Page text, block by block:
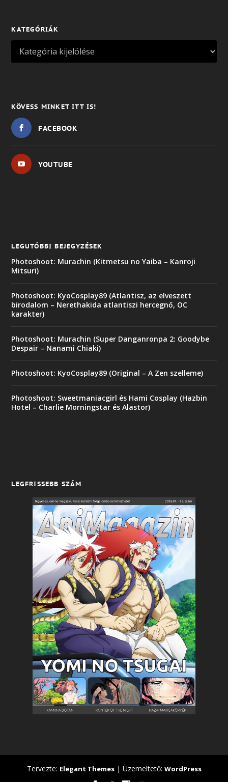
KATEGÓRIÁK
KÖVESS MINKET ITT IS!
FACEBOOK
YOUTUBE
LEGUTÓBBI BEJEGYZÉSEK
Photoshoot: Murachin (Kitmetsu no Yaiba – Kanroji
Mitsuri)
Photoshoot: KyoCosplay89 (Atlantisz, az elveszett
birodalom – Nerethakida atlantiszi hercegnő, OC
karakter)
Photoshoot: Murachin (Super Danganronpa 2: Goodybe
Despair – Nanami Chiaki)
Photoshoot: KyoCosplay89 (Original – A Zen szelleme)
Photoshoot: Sweetmaniacgirl és Hami Cosplay (Hazbin
Hotel – Charlie Morningstar és Alastor)
LEGFRISSEBB SZÁM
Tervezte: Elegant Themes| Üzemeltető: WordPress